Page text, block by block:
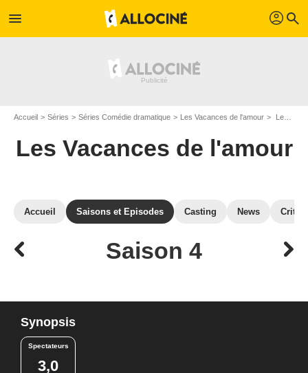
menu profil search
Accueil Séries Séries Comédie dramatique Les Vacances de l'amour Les Vacances de l'amour : Episodes de la saison 4
Les Vacances de l'amour
Accueil Saisons et Episodes Casting News
Saison 4
Synopsis
Spectateurs
3,0